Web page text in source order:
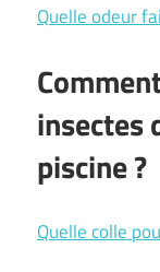
Quelle odeur
insectes
piscine ?
Quelle colle